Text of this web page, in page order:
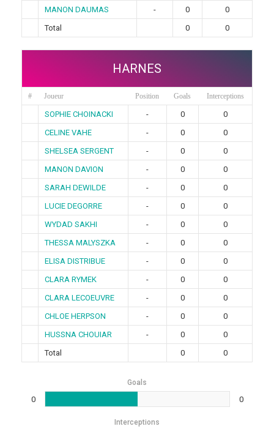
MANON DAUMAS
- 0
0
Total
0 0
HARNES
# Joueur Position Goals Interceptions
SOPHIE CHOINACKI - 0
0
CELINE VAHE
- 0
0
SHELSEA SERGENT
- 0
0
MANON DAVION
- 0
0
SARAH DEWILDE
- 0
0
LUCIE DEGORRE
- 0
0
WYDAD SAKHI
- 0
0
THESSA MALYSZKA
- 0
0
ELISA DISTRIBUE
- 0
0
CLARA RYMEK
- 0
0
CLARA LECOEUVRE
- 0
0
CHLOE HERPSON
- 0
0
HUSSNA CHOUIAR
- 0
0
Total
0 0
Goals
0 0
Interceptions